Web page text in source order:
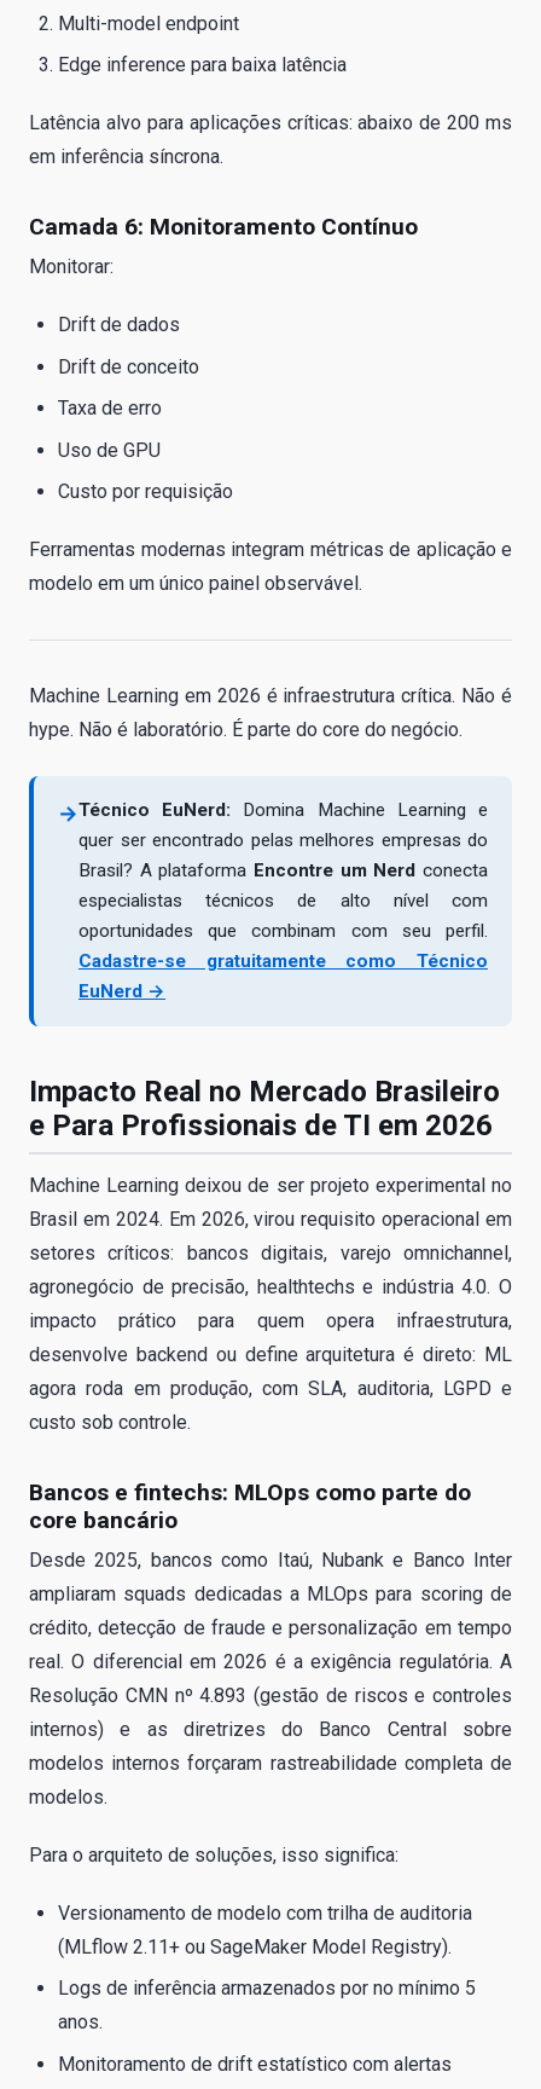
Multi-model endpoint
Edge inference para baixa latência
Latência alvo para aplicações críticas: abaixo de 200 ms
em inferência síncrona.
Camada 6: Monitoramento Contínuo
Monitorar:
Drift de dados
Drift de conceito
Taxa de erro
Uso de GPU
Custo por requisição
Ferramentas modernas integram métricas de aplicação e
modelo em um único painel observável.
Machine Learning em 2026 é infraestrutura crítica. Não é
hype. Não é laboratório. É parte do core do negócio.
→Técnico EuNerd: Domina Machine Learning e
quer ser encontrado pelas melhores empresas do
Brasil? A plataforma Encontre um Nerd conecta
especialistas técnicos de alto nível com
oportunidades que combinam com seu perfil.
Cadastre-se gratuitamente como Técnico
EuNerd →
Impacto Real no Mercado Brasileiro
e Para Profissionais de TI em 2026
Machine Learning deixou de ser projeto experimental no
Brasil em 2024. Em 2026, virou requisito operacional em
setores críticos: bancos digitais, varejo omnichannel,
agronegócio de precisão, healthtechs e indústria 4.0. O
impacto prático para quem opera infraestrutura,
desenvolve backend ou define arquitetura é direto: ML
agora roda em produção, com SLA, auditoria, LGPD e
custo sob controle.
Bancos e fintechs: MLOps como parte do
core bancário
Desde 2025, bancos como Itaú, Nubank e Banco Inter
ampliaram squads dedicadas a MLOps para scoring de
crédito, detecção de fraude e personalização em tempo
real. O diferencial em 2026 é a exigência regulatória. A
Resolução CMN nº 4.893 (gestão de riscos e controles
internos) e as diretrizes do Banco Central sobre
modelos internos forçaram rastreabilidade completa de
modelos.
Para o arquiteto de soluções, isso significa:
Versionamento de modelo com trilha de auditoria
(MLflow 2.11+ ou SageMaker Model Registry).
Logs de inferência armazenados por no mínimo 5
anos.
Monitoramento de drift estatístico com alertas